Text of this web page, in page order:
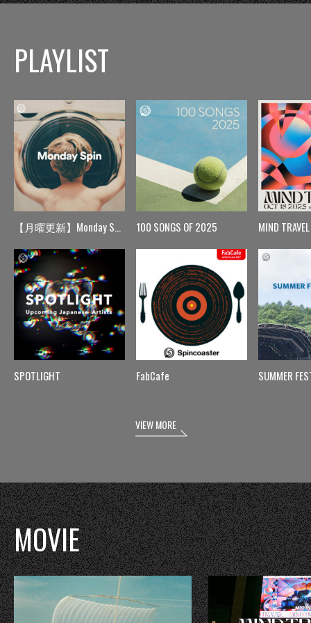
PLAYLIST
【月曜更新】Monday Spin
SPOTLIGHT
100 SONGS OF 2025
FabCafe
MIND TRAVEL
SUMMER
VIEW MORE
MOVIE